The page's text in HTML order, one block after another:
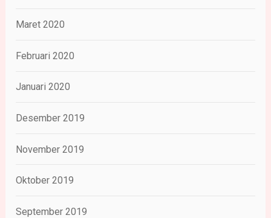
Maret 2020
Februari 2020
Januari 2020
Desember 2019
November 2019
Oktober 2019
September 2019